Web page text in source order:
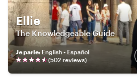
Ellie
The Knowledgeable Guide
Je parle: English • Español
(502 reviews)